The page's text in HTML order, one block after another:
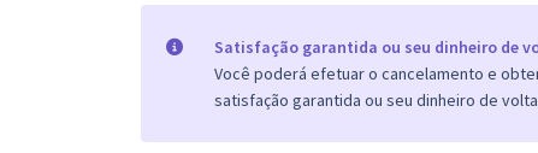
Satisfação garantida ou seu dinheiro de
Você poderá efetuar o cancelamento e
satisfação garantida ou seu dinheiro de